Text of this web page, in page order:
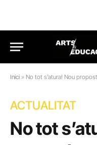
Inici » No tot s’atura! Nou
ACTUALITAT
No tot